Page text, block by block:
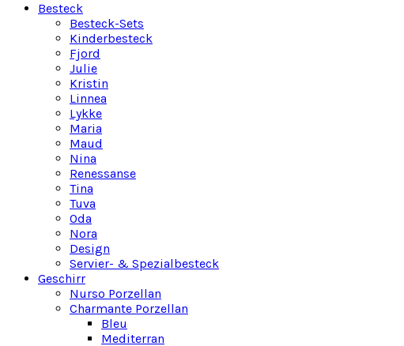
Besteck
Besteck-Sets
Kinderbesteck
Fjord
Julie
Kristin
Linnea
Lykke
Maria
Maud
Nina
Renessanse
Tina
Tuva
Oda
Nora
Design
Servier- & Spezialbesteck
Geschirr
Nurso Porzellan
Charmante Porzellan
Bleu
Mediterran